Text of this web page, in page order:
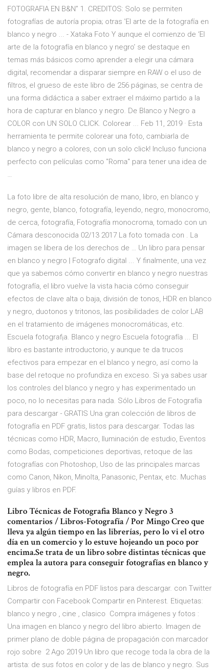
FOTOGRAFIA EN B&N” 1. CREDITOS: Solo se permiten
fotografías de autoría propia; otras 'El arte de la fotografía en
blanco y negro ... - Xataka Foto Y aunque el comienzo de ‘El
arte de la fotografía en blanco y negro’ se destaque en
temas más básicos como aprender a elegir una cámara
digital, recomendar a disparar siempre en RAW o el uso de
filtros, el grueso de este libro de 256 páginas, se centra de
una forma didáctica a saber extraer el máximo partido a la
hora de capturar en blanco y negro. De Blanco y Negro a
COLOR con UN SOLO CLICK. Colorear ... Feb 11, 2019 · Esta
herramienta te permite colorear una foto, cambiarla de
blanco y negro a colores, con un solo click! Incluso funciona
perfecto con películas como "Roma" para tener una idea de
…
La foto libre de alta resolución de mano, libro, en blanco y
negro, gente, blanco, fotografía, leyendo, negro, monocromo,
de cerca, fotografía, Fotografía monocroma, tomado con un
Cámara desconocida 02/13 2017 La foto tomada con . La
imagen se libera de los derechos de … Un libro para pensar
en blanco y negro | Fotografo digital ... Y finalmente, una vez
que ya sabemos cómo convertir en blanco y negro nuestras
fotografía, el libro vuelve la vista hacia cómo conseguir
efectos de clave alta o baja, división de tonos, HDR en blanco
y negro, duotonos y tritonos, las posibilidades de color LAB
en el tratamiento de imágenes monocromáticas, etc.
Escuela fotograf¡a. Blanco y negro Escuela fotografía ... El
libro es bastante introductorio, y aunque te da trucos
efectivos para empezar en el blanco y negro, así como la
base del retoque no profundiza en exceso. Si ya sabes usar
los controles del blanco y negro y has experimentado un
poco, no lo necesitas para nada. Sólo Libros de Fotografía
para descargar - GRATIS Una gran colección de libros de
fotografía en PDF gratis, listos para descargar. Todas las
técnicas como HDR, Macro, Iluminación de estudio, Eventos
como Bodas, competiciones deportivas, retoque de las
fotografías con Photoshop, Uso de las principales marcas
como Canon, Nikon, Minolta, Panasonic, Pentax, etc. Muchas
guías y libros en PDF.
Libro Técnicas de Fotografia Blanco y Negro 3
comentarios / Libros-Fotografía / Por Mingo Creo que
lleva ya algún tiempo en las librerías, pero lo vi el otro
día en un comercio y lo estuve hojeando un poco por
encima.Se trata de un libro sobre distintas técnicas que
emplea la autora para conseguir fotografías en blanco y
negro.
Libros de fotografía en PDF listos para descargar. con Twitter
Compartir con Facebook Compartir en Pinterest. Etiquetas:
blanco y negro , cine , clasico Compra imágenes y fotos :
Una imagen en blanco y negro del libro abierto. Imagen de
primer plano de doble página de propagación con marcador
rojo sobre 2 Ago 2019 Un libro que recoge toda la obra de la
artista: de sus fotos en color y de las de blanco y negro. Sus